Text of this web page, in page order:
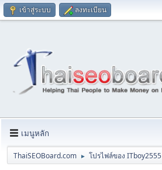
เข้าสู่ระบบ ลงทะเบียน
เมนูหลัก
ThaiSEOBoard.com ► โปรไฟล์ของ ITboy2555